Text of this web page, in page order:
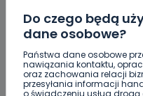
Do czego będą
dane osobowe?
Państwa dane osobowe
nawiązania kontaktu,
oraz zachowania relacji
przesyłania informacji